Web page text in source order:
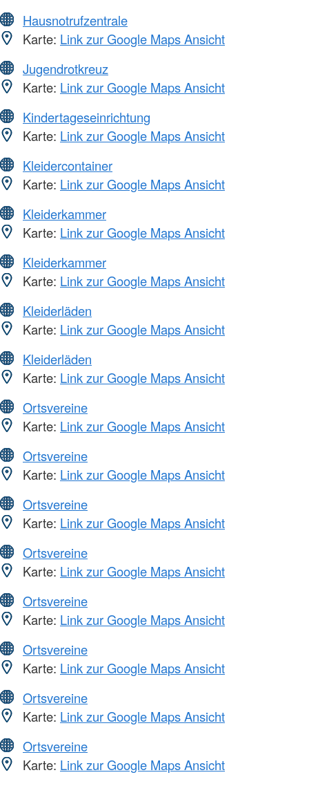
Hausnotrufzentrale
Karte: Link zur Google Maps Ansicht
Jugendrotkreuz
Karte: Link zur Google Maps Ansicht
Kindertageseinrichtung
Karte: Link zur Google Maps Ansicht
Kleidercontainer
Karte: Link zur Google Maps Ansicht
Kleiderkammer
Karte: Link zur Google Maps Ansicht
Kleiderkammer
Karte: Link zur Google Maps Ansicht
Kleiderläden
Karte: Link zur Google Maps Ansicht
Kleiderläden
Karte: Link zur Google Maps Ansicht
Ortsvereine
Karte: Link zur Google Maps Ansicht
Ortsvereine
Karte: Link zur Google Maps Ansicht
Ortsvereine
Karte: Link zur Google Maps Ansicht
Ortsvereine
Karte: Link zur Google Maps Ansicht
Ortsvereine
Karte: Link zur Google Maps Ansicht
Ortsvereine
Karte: Link zur Google Maps Ansicht
Ortsvereine
Karte: Link zur Google Maps Ansicht
Ortsvereine
Karte: Link zur Google Maps Ansicht